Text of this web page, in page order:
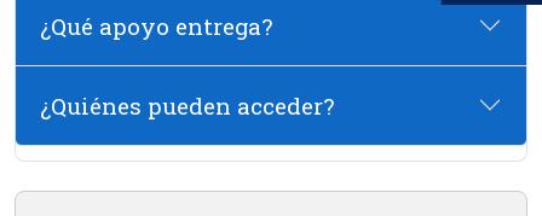
¿Qué apoyo entrega?
¿Quiénes pueden acceder?